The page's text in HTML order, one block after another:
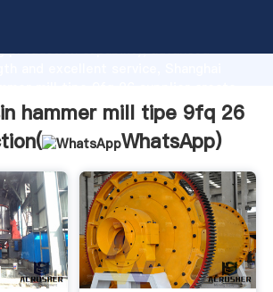
production capability, advanced
values to all of customers.
hammer mill tipe 9fq 26
WhatsApp)